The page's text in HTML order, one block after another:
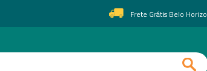
Frete Grátis Belo